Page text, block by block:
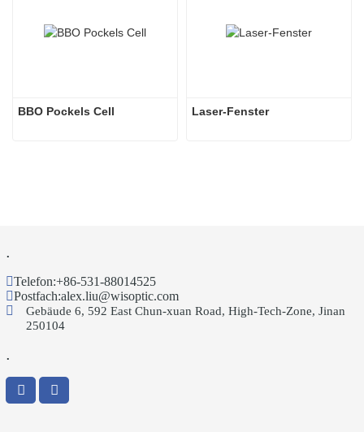
BBO Pockels Cell Laser-Fenster
.
Telefon:+86-531-88014525
Postfach:alex.liu@wisoptic.com
Gebäude 6, 592 East Chun-xuan Road, High-Tech-Zone, Jinan
250104
.